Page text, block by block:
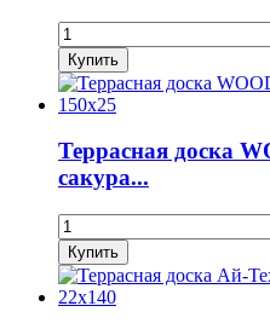
Террасная доска
сакура...